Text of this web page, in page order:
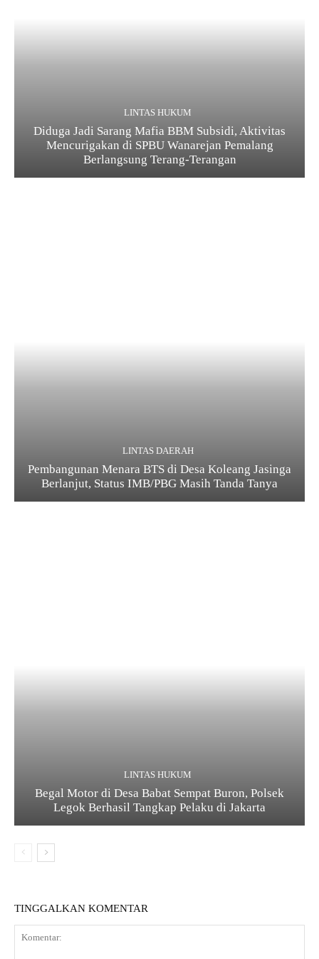
LINTAS HUKUM
Diduga Jadi Sarang Mafia BBM Subsidi, Aktivitas
Mencurigakan di SPBU Wanarejan Pemalang
Berlangsung Terang-Terangan
LINTAS DAERAH
Pembangunan Menara BTS di Desa Koleang Jasinga
Berlanjut, Status IMB/PBG Masih Tanda Tanya
LINTAS HUKUM
Begal Motor di Desa Babat Sempat Buron, Polsek
Legok Berhasil Tangkap Pelaku di Jakarta
TINGGALKAN KOMENTAR